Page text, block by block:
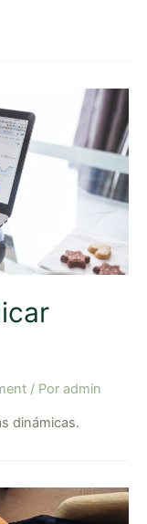
/ Por admin
dinámicas.